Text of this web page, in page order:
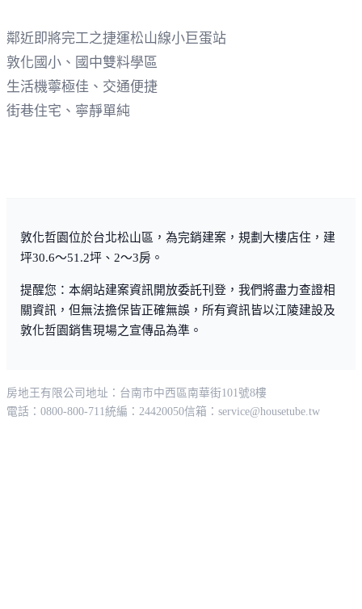
鄰近即將完工之捷運松山線小巨蛋站
敦化國小、國中雙料學區
生活機薴極佳、交通便捷
街巷住宅、寧靜單純
敦化哲園位於台北松山區，為完銷建案，規劃大樓店住，建
坪30.6～51.2坪、2～3房。
提醒您：本網站建案資訊開放委託刊登，我們將盡力查證相
關資訊，但無法擔保皆正確無誤，所有資訊皆以江陵建設及
敦化哲園銷售現場之宣傳品為準。
房地王有限公司 地址：台南市中西區南華街101號8樓
電話：0800-800-711統編：24420050信箱： service@housetube.tw